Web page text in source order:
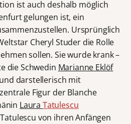
ist auch deshalb möglich
gelungen ist, ein
Ursprünglich
Cheryl Studer die Rolle
sollen. Sie wurde krank –
die Schwedin Marianne Eklöf
darstellerisch mit
Figur der Blanche
Laura Tatulescu
von ihren Anfängen